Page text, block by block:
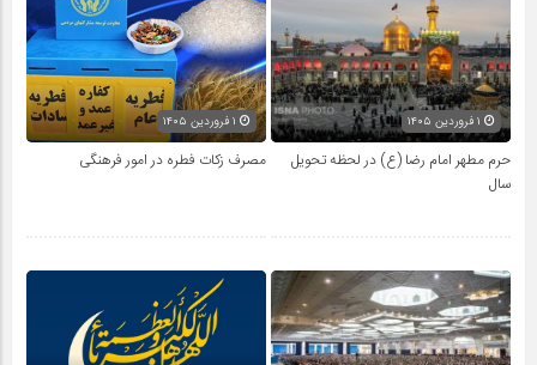
حرم مطهر امام رضا (ع) در لحظه تحویل
سال
مصرف زکات فطره در امور فرهنگی